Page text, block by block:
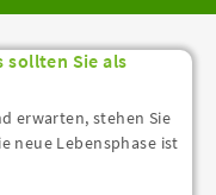
sollten Sie als
erwarten, stehen Sie
neue Lebensphase ist